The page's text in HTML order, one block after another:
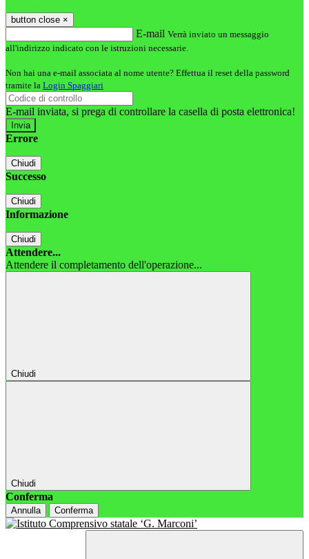
button close ×
E-mail Verrà inviato un messaggio
all'indirizzo indicato con le istruzioni necessarie.
Non hai una e-mail associata al nome utente? Effettua il reset della password
tramite la Login Spaggiari
E-mail inviata, si prega di controllare la casella di posta elettronica!
Errore
Chiudi
Successo
Chiudi
Informazione
Chiudi
Attendere...
Attendere il completamento dell'operazione...
Chiudi
Chiudi
Conferma
Annulla Conferma